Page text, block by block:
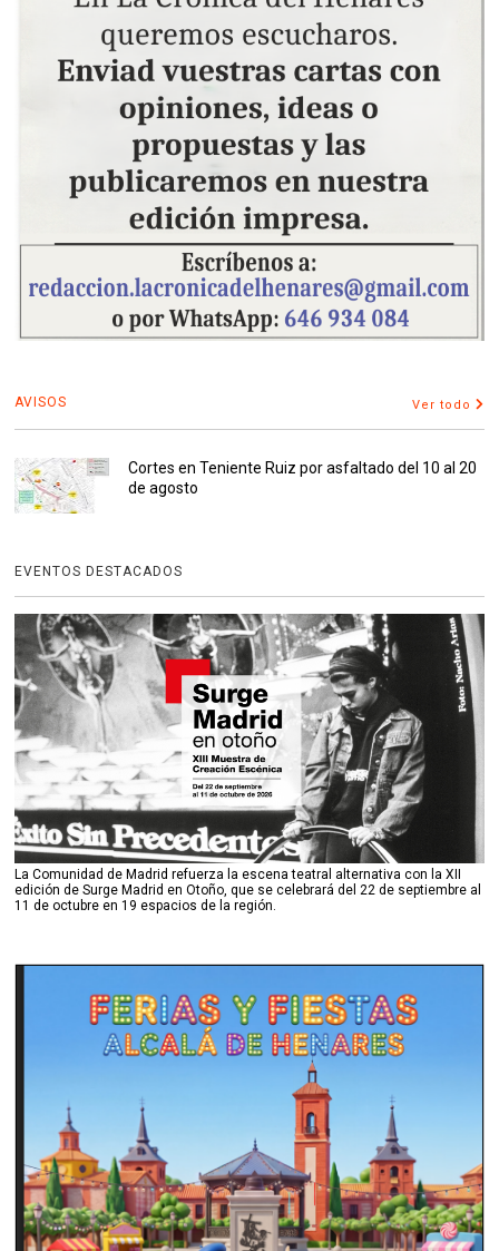
AVISOS Ver todo
Cortes en Teniente Ruiz por asfaltado del 10 al 20
de agosto
EVENTOS DESTACADOS
La Comunidad de Madrid refuerza la escena teatral alternativa con la XII
edición de Surge Madrid en Otoño, que se celebrará del 22 de septiembre al
11 de octubre en 19 espacios de la región.